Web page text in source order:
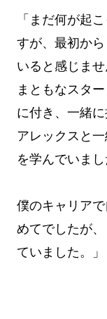
「まだ何が起
すが、最初か
いると感じませ
まともなスタ
に付き、一緒
アレックスと
を学んでいまし
僕のキャリア
めてでしたが
ていました。」